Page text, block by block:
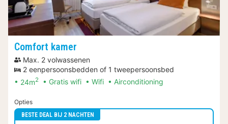
Comfort kamer
Max. 2 volwassenen
2 eenpersoonsbedden of 1 tweepersoonsbed
24m2 Gratis wifi Wifi Airconditioning
Opties
BESTE DEAL BIJ 2 NACHTEN